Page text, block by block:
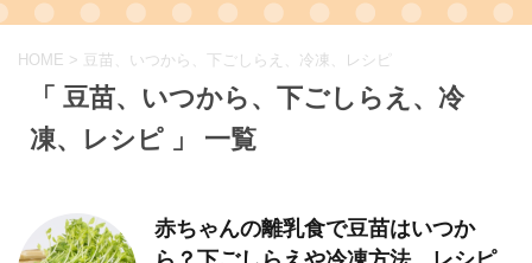
HOME > 豆苗、いつから、下ごしらえ、冷凍、レシピ
「 豆苗、いつから、下ごしらえ、冷
凍、レシピ 」 一覧
赤ちゃんの離乳食で豆苗はいつか